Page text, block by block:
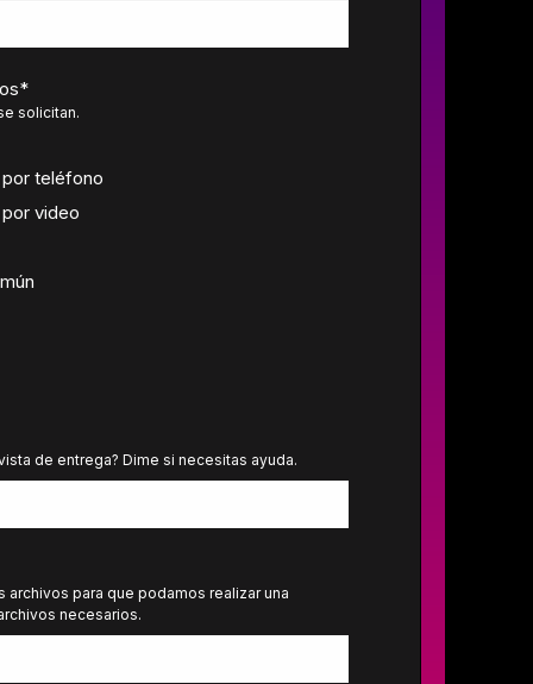
*
solicitan.
teléfono
video
de entrega? Dime si necesitas ayuda.
archivos para que podamos realizar una
necesarios.